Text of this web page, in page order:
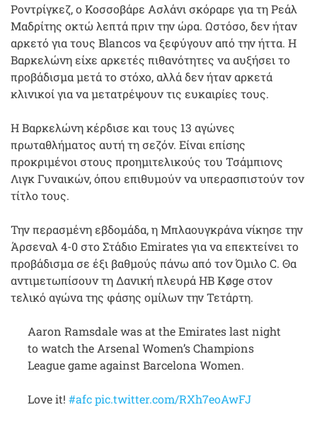
Ροντρίγκεζ, ο Κοσσοβάρε Ασλάνι σκόραρε για τη Ρεάλ
Μαδρίτης οκτώ λεπτά πριν την ώρα. Ωστόσο, δεν ήταν
αρκετό για τους Blancos να ξεφύγουν από την ήττα. Η
Βαρκελώνη είχε αρκετές πιθανότητες να αυξήσει το
προβάδισμα μετά το στόχο, αλλά δεν ήταν αρκετά
κλινικοί για να μετατρέψουν τις ευκαιρίες τους.
Η Βαρκελώνη κέρδισε και τους 13 αγώνες
πρωταθλήματος αυτή τη σεζόν. Είναι επίσης
προκριμένοι στους προημιτελικούς του Τσάμπιονς
Λιγκ Γυναικών, όπου επιθυμούν να υπερασπιστούν τον
τίτλο τους.
Την περασμένη εβδομάδα, η Μπλαουγκράνα νίκησε την
Άρσεναλ 4-0 στο Στάδιο Emirates για να επεκτείνει το
προβάδισμα σε έξι βαθμούς πάνω από τον Όμιλο C. Θα
αντιμετωπίσουν τη Δανική πλευρά HB Køge στον
τελικό αγώνα της φάσης ομίλων την Τετάρτη.
Aaron Ramsdale was at the Emirates last night
to watch the Arsenal Women’s Champions
League game against Barcelona Women.
Love it! #afcpic.twitter.com/RXh7eoAwFJ